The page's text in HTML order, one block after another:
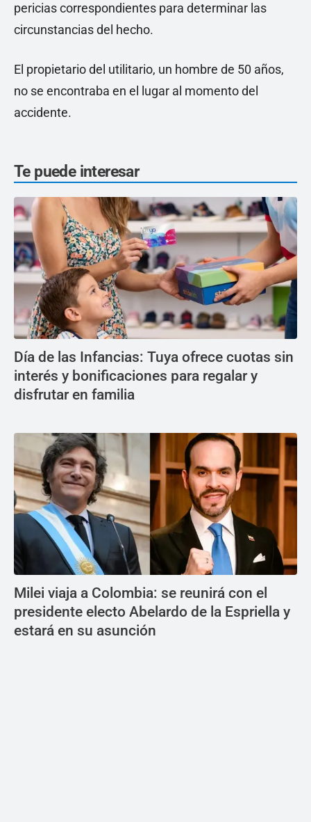
pericias correspondientes para determinar las
circunstancias del hecho.
El propietario del utilitario, un hombre de 50 años,
no se encontraba en el lugar al momento del
accidente.
Te puede interesar
Día de las Infancias: Tuya ofrece cuotas sin
interés y bonificaciones para regalar y
disfrutar en familia
Milei viaja a Colombia: se reunirá con el
presidente electo Abelardo de la Espriella y
estará en su asunción